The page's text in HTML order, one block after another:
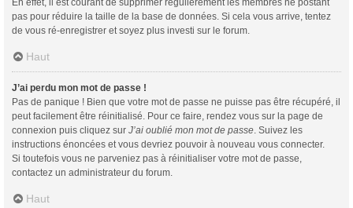
pas pour réduire la taille de la base de données. Si cela vous arrive, tentez
de vous ré-enregistrer et soyez plus investi sur le forum.
Haut
J’ai perdu mon mot de passe !
Pas de panique ! Bien que votre mot de passe ne puisse pas être récupéré, il
peut facilement être réinitialisé. Pour ce faire, rendez vous sur la page de
connexion puis cliquez sur J’ai oublié mon mot de passe . Suivez les
instructions énoncées et vous devriez pouvoir à nouveau vous connecter.
Si toutefois vous ne parveniez pas à réinitialiser votre mot de passe,
contactez un administrateur du forum.
Haut